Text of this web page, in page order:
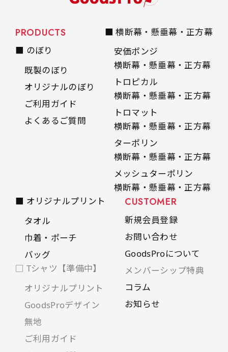
PRODUCTS
■ のぼり
既製のぼり
オリジナルのぼり
ご利用ガイド
よくあるご質問
■ 横断幕・懸垂幕・正方幕
安価ポンジ
横断幕・懸垂幕・正方幕
トロピカル
横断幕・懸垂幕・正方幕
トロマット
横断幕・懸垂幕・正方幕
ターポリン
横断幕・懸垂幕・正方幕
メッシュターポリン
横断幕・懸垂幕・正方幕
■ オリジナルプリント
タオル
巾着・ポーチ
バッグ
□ Tシャツ【準備中】
オリジナルプリント
GoodsProデザイン
無地
ご利用ガイド
CUSTOMER
新規会員登録
お問い合わせ
GoodsProについて
メンバーシップ特典
コラム
お知らせ